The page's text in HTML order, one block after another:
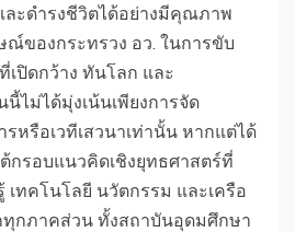
ละดำรงชีวิตได้อย่างมีคุณภาพ
ของกระทรวง อว. ในการขับ
เปิดกว้าง ทันโลก และ
ไม่ได้มุ่งเน้นเพียงการจัด
หรือเวทีเสวนาเท่านั้น หากแต่ได้
กรอบแนวคิดเชิงยุทธศาสตร์ที่
ทคโนโลยี นวัตกรรม และเครือ
กภาคส่วน ทั้งสถาบันอุดมศึกษา